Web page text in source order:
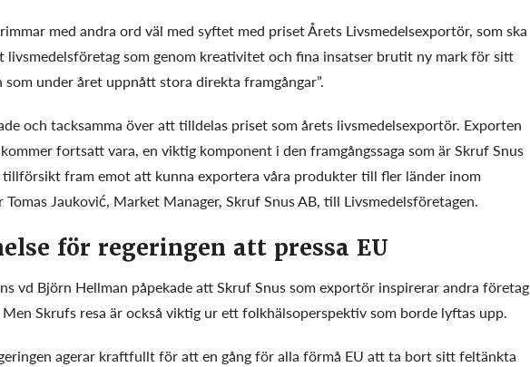
med andra ord väl med syftet med priset Årets Livsmedelsexportör, som ska
livsmedelsföretag som genom kreativitet och fina insatser brutit ny mark för sitt
under året uppnått stora direkta framgångar”.
och tacksamma över att tilldelas priset som årets livsmedelsexportör. Exporten
fortsatt vara, en viktig komponent i den framgångssaga som är Skruf Snus
tillförsikt fram emot att kunna exportera våra produkter till fler länder inom
Tomas Jauković, Market Manager, Skruf Snus AB, till Livsmedelsföretagen.
för regeringen att pressa EU
vd Björn Hellman påpekade att Skruf Snus som exportör inspirerar andra företag
Skrufs resa är också viktig ur ett folkhälsoperspektiv som borde lyftas upp.
agerar kraftfullt för att en gång för alla förmå EU att ta bort sitt feltänkta